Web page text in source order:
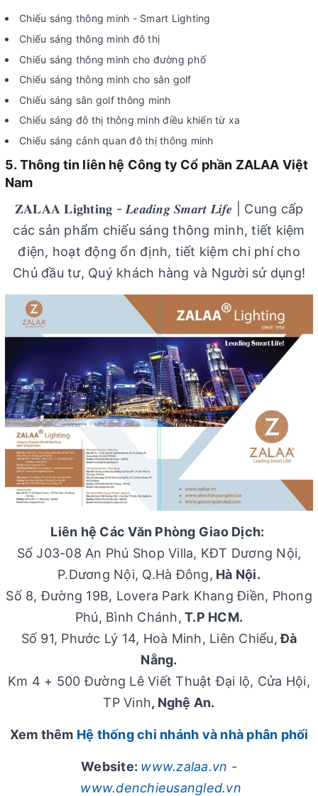
Chiếu sáng thông minh - Smart Lighting
Chiếu sáng thông minh đô thị
Chiếu sáng thông minh cho đường phố
Chiếu sáng thông minh cho sân golf
Chiếu sáng sân golf thông minh
Chiếu sáng đô thị thông minh điều khiển từ xa
Chiếu sáng cảnh quan đô thị thông minh
5. Thông tin liên hệ Công ty Cổ phần ZALAA Việt
Nam
𝐙𝐀𝐋𝐀𝐀 𝐋𝐢𝐠𝐡𝐭𝐢𝐧𝐠 - 𝑳𝒆𝒂𝒅𝒊𝒏𝒈 𝑺𝒎𝒂𝒓𝒕 𝑳𝒊𝒇𝒆 | Cung cấp
các sản phẩm chiếu sáng thông minh, tiết kiệm
điện, hoạt động ổn định, tiết kiệm chi phí cho
Chủ đầu tư, Quý khách hàng và Người sử dụng!
Liên hệ Các Văn Phòng Giao Dịch:
Số J03-08 An Phú Shop Villa, KĐT Dương Nội,
P.Dương Nội, Q.Hà Đông, Hà Nội.
Số 8, Đường 19B, Lovera Park Khang Điền, Phong
Phú, Bình Chánh, T.P HCM.
Số 91, Phước Lý 14, Hoà Minh, Liên Chiểu,Đà
Nẵng.
Km 4 + 500 Đường Lê Viết Thuật Đại lộ, Cửa Hội,
TP Vinh, Nghệ An.
Xem thêm Hệ thống chi nhánh và nhà phân phối
Website: www.zalaa.vn -
www.denchieusangled.vn